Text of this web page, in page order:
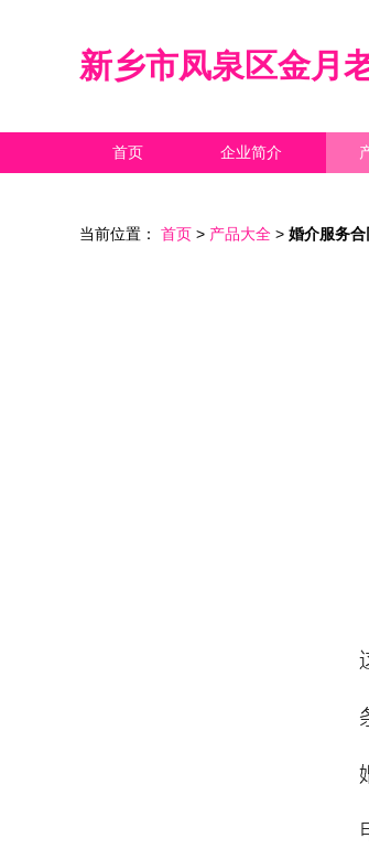
新乡市凤泉区金月
首页 企业简介
当前位置： 首页 > 产品大全 > 婚介服务